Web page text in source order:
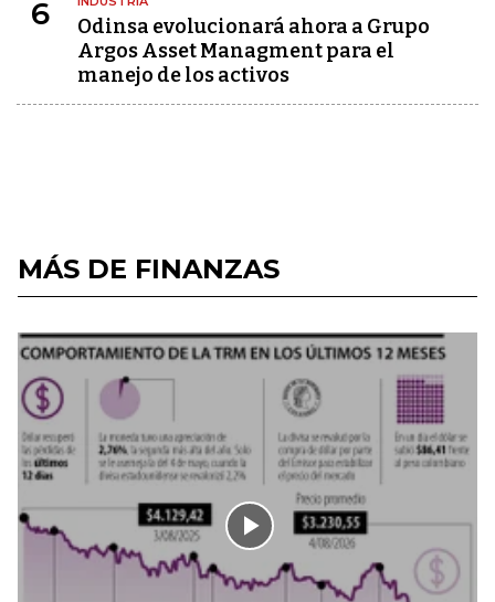
6
Odinsa evolucionará ahora a Grupo
Argos Asset Managment para el
manejo de los activos
MÁS DE FINANZAS